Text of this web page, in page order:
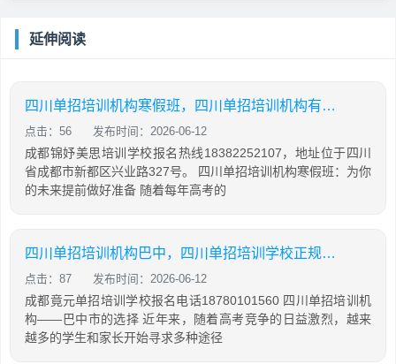
延伸阅读
四川单招培训机构寒假班，四川单招培训机构有哪些
点击：56 发布时间：2026-06-12
成都锦妤美思培训学校报名热线18382252107，地址位于四川
省成都市新都区兴业路327号。 四川单招培训机构寒假班：为你
的未来提前做好准备 随着每年高考的
四川单招培训机构巴中，四川单招培训学校正规学校
点击：87 发布时间：2026-06-12
成都竟元单招培训学校报名电话18780101560 四川单招培训机
构——巴中市的选择 近年来，随着高考竞争的日益激烈，越来
越多的学生和家长开始寻求多种途径